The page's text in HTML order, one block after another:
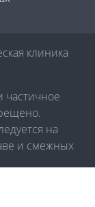
клиника
на
и смежных